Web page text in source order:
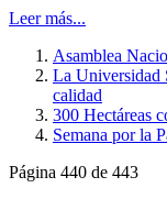
Leer más...
Asamblea
La Universidad
calidad
300 Hectáreas
Semana por la
Página 440 de 443